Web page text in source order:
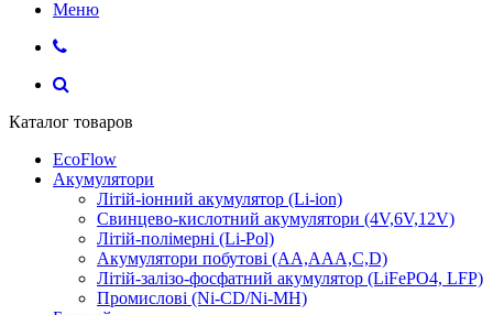
Меню
Каталог товаров
EcoFlow
Акумулятори
Літій-іонний акумулятор (Li-ion)
Свинцево-кислотний акумулятори (4V,6V,12V)
Літій-полімерні (Li-Pol)
Акумулятори побутові (AA,AAA,C,D)
Літій-залізо-фосфатний акумулятор (LiFePO4, LFP)
Промислові (Ni-CD/Ni-MH)